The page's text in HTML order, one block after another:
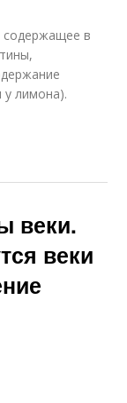
содержащее в
у лимона).
веки.
веки